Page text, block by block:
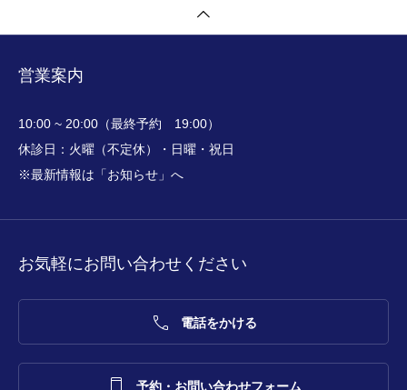
営業案内
10:00 ~ 20:00（最終予約 19:00）
休診日：火曜（不定休）・日曜・祝日
※最新情報は「お知らせ」へ
お気軽にお問い合わせください
 電話をかける
予約・お問い合わせフォーム